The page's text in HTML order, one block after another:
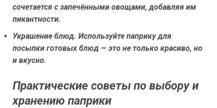
сочетается с запечёнными овощами, добавляя им
пикантности.
Украшение блюд. Используйте паприку для
посыпки готовых блюд — это не только красиво, но
и вкусно.
Практические советы по выбору и
хранению паприки